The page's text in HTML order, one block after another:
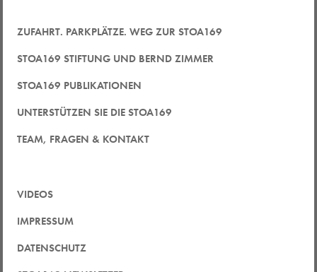
ZUFAHRT. PARKPLÄTZE. WEG ZUR STOA169
STOA169 STIFTUNG UND BERND ZIMMER
STOA169 PUBLIKATIONEN
UNTERSTÜTZEN SIE DIE STOA169
TEAM, FRAGEN & KONTAKT
VIDEOS
IMPRESSUM
DATENSCHUTZ